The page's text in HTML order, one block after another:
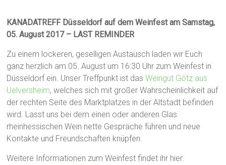
KANADATREFF Düsseldorf auf dem Weinfest am Samstag,
05. August 2017 – LAST REMINDER
Zu einem lockeren, geselligen Austausch laden wir Euch
ganz herzlich am 05. August um 16:30 Uhr zum Weinfest in
Düsseldorf ein. Unser Treffpunkt ist dasWeingut Götz aus
Uelversheim, welches sich mit großer Wahrscheinlichkeit auf
der rechten Seite des Marktplatzes in der Altstadt befinden
wird. Lasst uns bei dem einen oder anderen Glas
rheinhessischen Wein nette Gespräche führen und neue
Kontakte und Freundschaften knüpfen.
Weitere Informationen zum Weinfest findet ihr hier: